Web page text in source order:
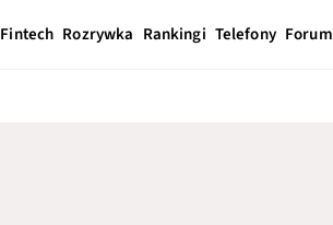
Fintech Rozrywka Rankingi Telefony Forum